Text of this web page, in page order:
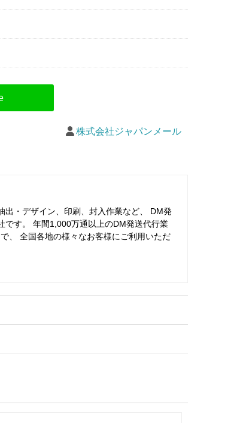
株式会社ジャパンメール
・デザイン、印刷、封入作業など、 DM発
です。 年間1,000万通以上のDM発送代行業
、 全国各地の様々なお客様にご利用いただ